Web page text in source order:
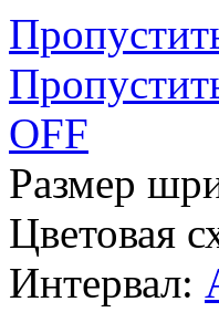
OFF
Размер
Цветовая
Интервал: